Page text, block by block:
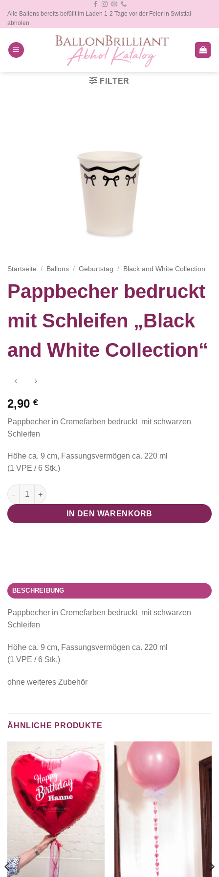
Inhalt
springen
Alle Ballons bereits befüllt im Laden 1-2 Tage vor der Feier in Swisttal
abholen
FILTER
Startseite / Ballons / Geburtstag / Black and White Collection
Pappbecher bedruckt
mit Schleifen „Black
and White Collection“
2,90 €
Pappbecher in Cremefarben bedruckt mit schwarzen
Schleifen
Höhe ca. 9 cm, Fassungsvermögen ca. 220 ml
(1 VPE / 6 Stk.)
Pappbecher bedruckt mit Schleifen "Black and White
IN DEN WARENKORB
BESCHREIBUNG
Pappbecher in Cremefarben bedruckt mit schwarzen
Schleifen
Höhe ca. 9 cm, Fassungsvermögen ca. 220 ml
(1 VPE / 6 Stk.)
ohne weiteres Zubehör
ÄHNLICHE PRODUKTE